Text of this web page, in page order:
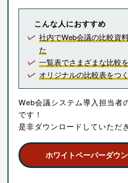
こんな人におすすめ
社内でWeb会議の比較資
た
一覧表でさまざまな比較
オリジナルの比較表をつ
Web会議システム導入担当者
です！
是非ダウンロードしていただ
ホワイトペーパーダウ